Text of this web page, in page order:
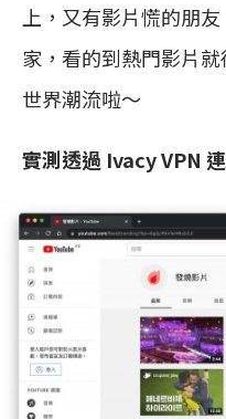
上，又有影片慌的朋
家，看的到熱門影片
世界潮流啦～
實測透過 Ivacy VPN